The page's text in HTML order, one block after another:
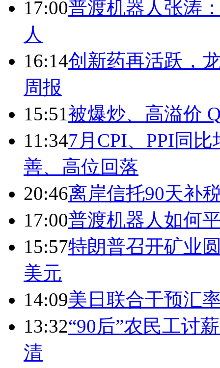
17:00普渡机器人张涛
人
16:14创新药再活跃，
周报
15:51被爆炒、高溢价
11:347月CPI、PPI同
善、高位回落
20:46离岸信托90天补
17:00普渡机器人如何
15:57特朗普召开矿业
美元
14:09美日联合干预汇
13:32“90后”农民工讨
清